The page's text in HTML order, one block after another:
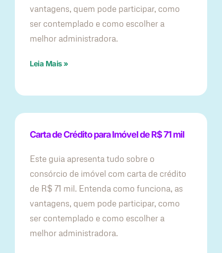
vantagens, quem pode participar, como
ser contemplado e como escolher a
melhor administradora.
Leia Mais »
Carta de Crédito para Imóvel de R$ 71 mil
Este guia apresenta tudo sobre o
consórcio de imóvel com carta de crédito
de R$ 71 mil. Entenda como funciona, as
vantagens, quem pode participar, como
ser contemplado e como escolher a
melhor administradora.